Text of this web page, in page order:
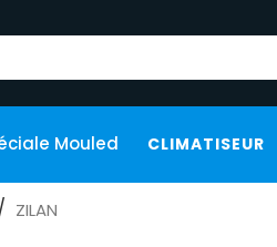
Mouled CLIMATISEUR
ZILAN